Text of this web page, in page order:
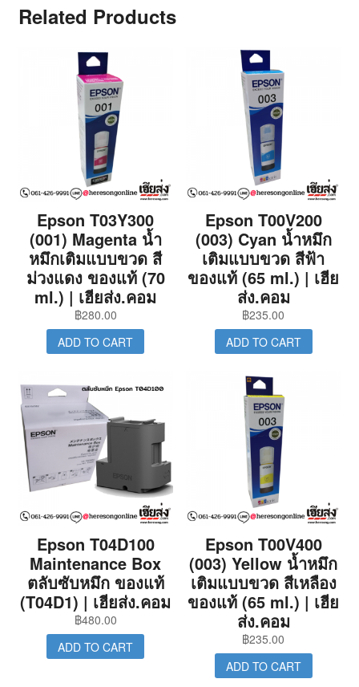
Related Products
Epson T03Y300
(001) Magenta น้ำ
หมึกเติมแบบขวด สี
ม่วงแดง ของแท้ (70
ml.) | เฮียส่ง.คอม
฿280.00
ADD TO CART
Epson T00V200
(003) Cyan น้ำหมึก
เติมแบบขวด สีฟ้า
ของแท้ (65 ml.) | เฮีย
ส่ง.คอม
฿235.00
ADD TO CART
Epson T04D100
Maintenance Box
ตลับซับหมึก ของแท้
(T04D1) | เฮียส่ง.คอม
฿480.00
ADD TO CART
Epson T00V400
(003) Yellow น้ำหมึก
เติมแบบขวด สีเหลือง
ของแท้ (65 ml.) | เฮีย
ส่ง.คอม
฿235.00
ADD TO CART